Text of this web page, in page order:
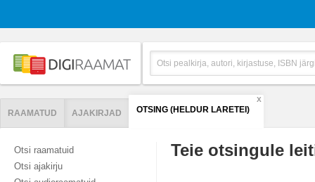
RAAMATUD AJAKIRJAD OTSING (HELDUR LARETEI)
X
Otsi raamatuid
Otsi ajakirju
Teie otsingule